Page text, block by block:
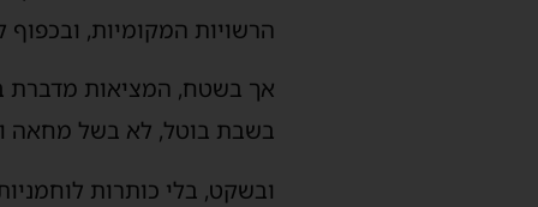
הרשויות המקומיות,
אך בשטח, המציאות מדברת
בשבת בוטל, לא בשל מחאה
ובשקט, בלי כותרות